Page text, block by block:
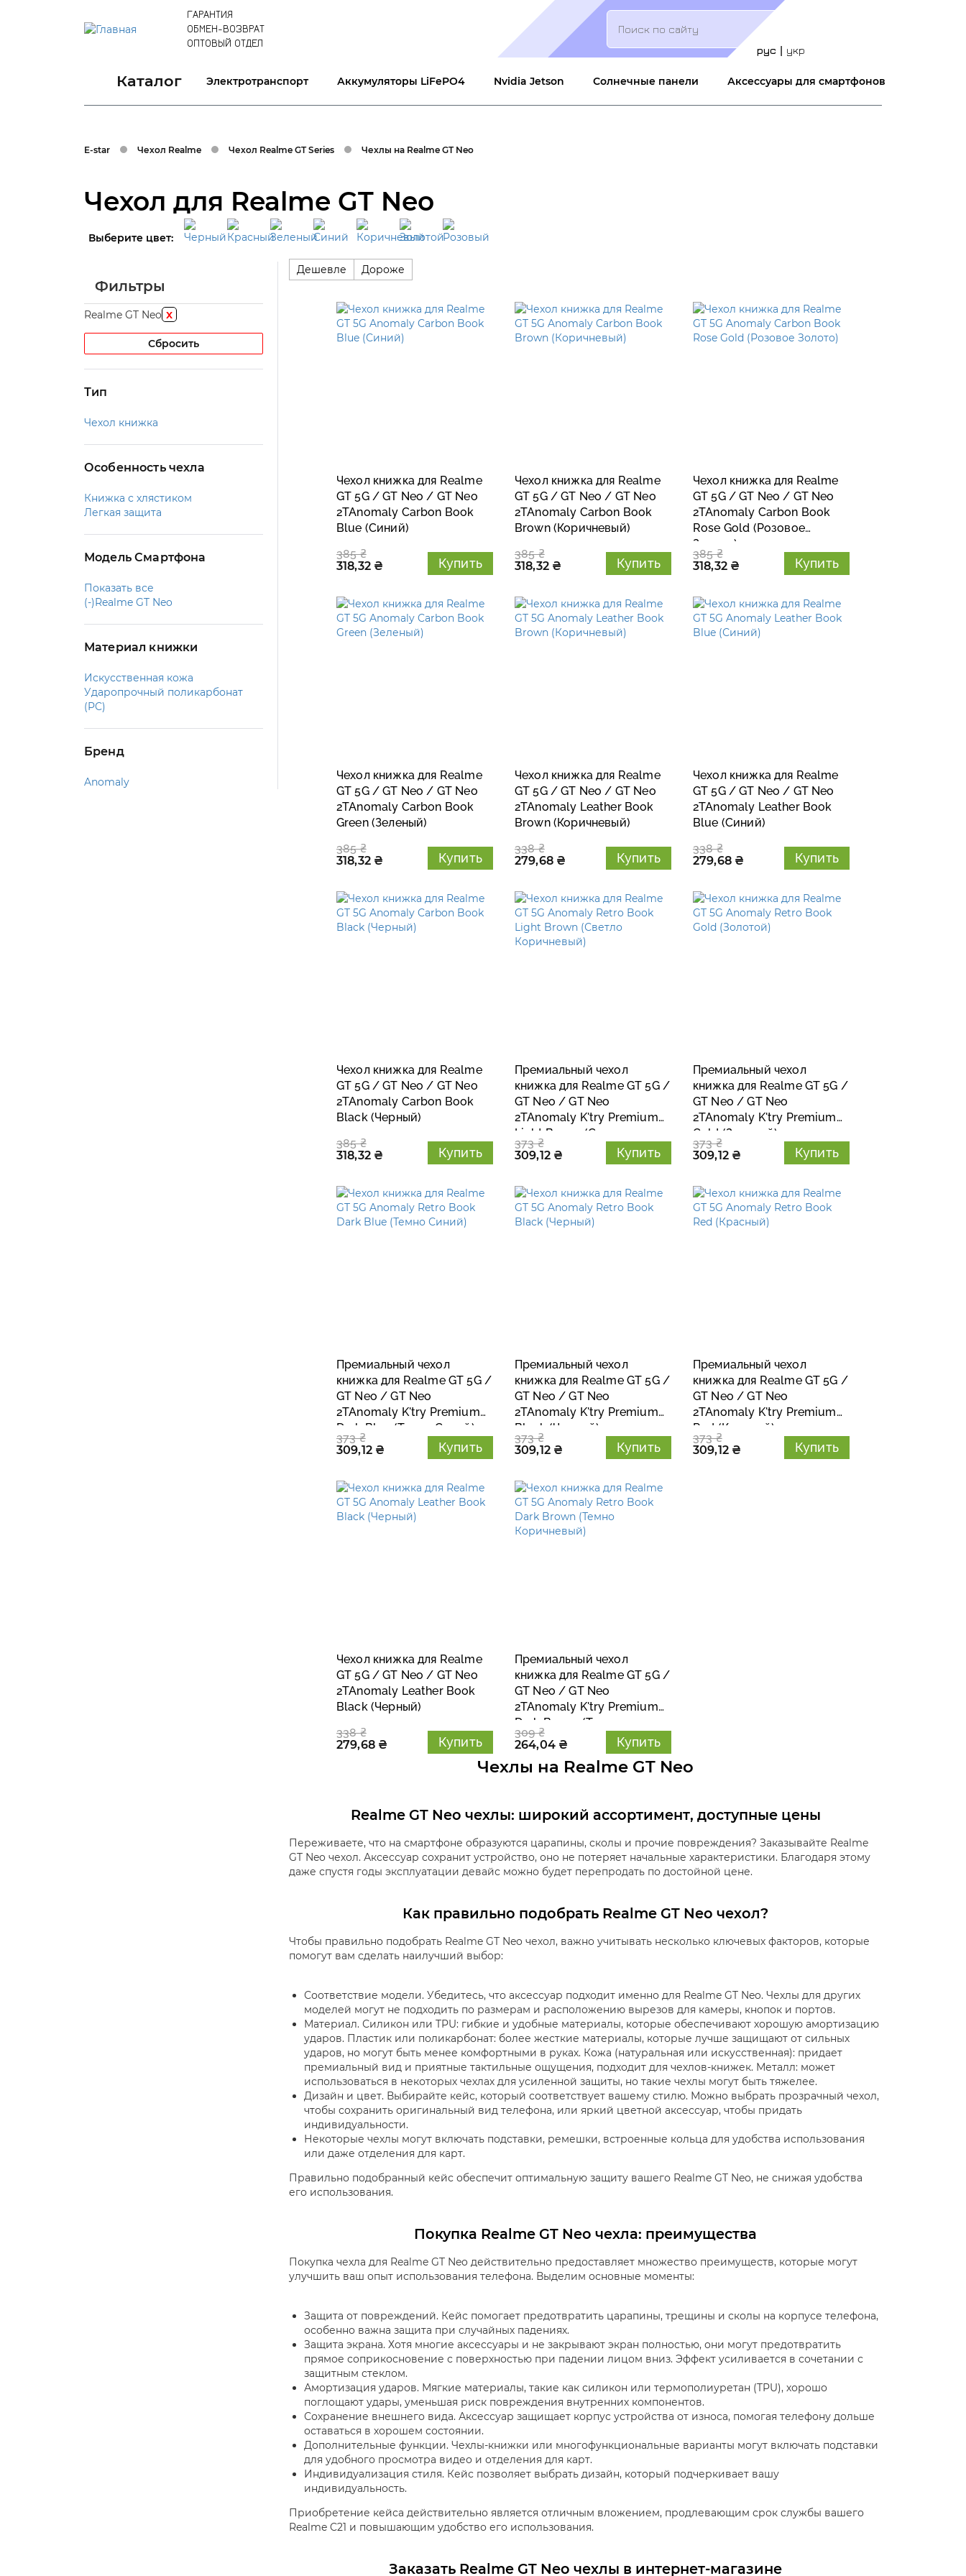
ГАРАНТИЯ
ОБМЕН-ВОЗВРАТ
ОПТОВЫЙ ОТДЕЛ
Search
рус укр
Каталог Электротранспорт Аккумуляторы LiFePO4 Nvidia Jetson Солнечные панели Аксессуары для смартфонов
E-star Чехол Realme Чехол Realme GT Series Чехлы на Realme GT Neo
Чехол для Realme GT Neo
Выберите цвет:
Фильтры
x
Realme GT Neo
Сбросить
Тип
Чехол книжка
Особенность чехла
Книжка с хлястиком
Легкая защита
Модель Смартфона
Показать все
(-)Realme GT Neo
Материал книжки
Искусственная кожа
Ударопрочный поликарбонат
(PC)
Бренд
Anomaly
Дешевле Дороже
Чехол книжка для Realme
GT 5G / GT Neo / GT Neo
2TAnomaly Carbon Book
Blue (Синий)
385 ₴
318,32 ₴
Купить
Чехол книжка для Realme
GT 5G / GT Neo / GT Neo
2TAnomaly Carbon Book
Brown (Коричневый)
385 ₴
318,32 ₴
Купить
Чехол книжка для Realme
GT 5G / GT Neo / GT Neo
2TAnomaly Carbon Book
Rose Gold (Розовое
Золото)
385 ₴
318,32 ₴
Купить
Чехол книжка для Realme
GT 5G / GT Neo / GT Neo
2TAnomaly Carbon Book
Green (Зеленый)
385 ₴
318,32 ₴
Купить
Чехол книжка для Realme
GT 5G / GT Neo / GT Neo
2TAnomaly Leather Book
Brown (Коричневый)
338 ₴
279,68 ₴
Купить
Чехол книжка для Realme
GT 5G / GT Neo / GT Neo
2TAnomaly Leather Book
Blue (Синий)
338 ₴
279,68 ₴
Купить
Чехол книжка для Realme
GT 5G / GT Neo / GT Neo
2TAnomaly Carbon Book
Black (Черный)
385 ₴
318,32 ₴
Купить
Премиальный чехол
книжка для Realme GT 5G /
GT Neo / GT Neo
2TAnomaly K'try Premium
Light Brown (Светло
Коричневый)
373 ₴
309,12 ₴
Купить
Премиальный чехол
книжка для Realme GT 5G /
GT Neo / GT Neo
2TAnomaly K'try Premium
Gold (Золотой)
373 ₴
309,12 ₴
Купить
Премиальный чехол
книжка для Realme GT 5G /
GT Neo / GT Neo
2TAnomaly K'try Premium
Dark Blue (Темно Синий)
373 ₴
309,12 ₴
Купить
Премиальный чехол
книжка для Realme GT 5G /
GT Neo / GT Neo
2TAnomaly K'try Premium
Black (Черный)
373 ₴
309,12 ₴
Купить
Премиальный чехол
книжка для Realme GT 5G /
GT Neo / GT Neo
2TAnomaly K'try Premium
Red (Красный)
373 ₴
309,12 ₴
Купить
Чехол книжка для Realme
GT 5G / GT Neo / GT Neo
2TAnomaly Leather Book
Black (Черный)
338 ₴
279,68 ₴
Купить
Премиальный чехол
книжка для Realme GT 5G /
GT Neo / GT Neo
2TAnomaly K'try Premium
Dark Brown (Темно
Коричневый)
309 ₴
264,04 ₴
Купить
Чехлы на Realme GT Neo
Realme GT Neo чехлы: широкий ассортимент, доступные цены
Переживаете, что на смартфоне образуются царапины, сколы и прочие повреждения? Заказывайте Realme
GT Neo чехол. Аксессуар сохранит устройство, оно не потеряет начальные характеристики. Благодаря этому
даже спустя годы эксплуатации девайс можно будет перепродать по достойной цене.
Как правильно подобрать Realme GT Neo чехол?
Чтобы правильно подобрать Realme GT Neo чехол, важно учитывать несколько ключевых факторов, которые
помогут вам сделать наилучший выбор:
Соответствие модели. Убедитесь, что аксессуар подходит именно для Realme GT Neo. Чехлы для других
моделей могут не подходить по размерам и расположению вырезов для камеры, кнопок и портов.
Материал. Силикон или TPU: гибкие и удобные материалы, которые обеспечивают хорошую амортизацию
ударов. Пластик или поликарбонат: более жесткие материалы, которые лучше защищают от сильных
ударов, но могут быть менее комфортными в руках. Кожа (натуральная или искусственная): придает
премиальный вид и приятные тактильные ощущения, подходит для чехлов-книжек. Металл: может
использоваться в некоторых чехлах для усиленной защиты, но такие чехлы могут быть тяжелее.
Дизайн и цвет. Выбирайте кейс, который соответствует вашему стилю. Можно выбрать прозрачный чехол,
чтобы сохранить оригинальный вид телефона, или яркий цветной аксессуар, чтобы придать
индивидуальности.
Некоторые чехлы могут включать подставки, ремешки, встроенные кольца для удобства использования
или даже отделения для карт.
Правильно подобранный кейс обеспечит оптимальную защиту вашего Realme GT Neo, не снижая удобства
его использования.
Покупка Realme GT Neo чехла: преимущества
Покупка чехла для Realme GT Neo действительно предоставляет множество преимуществ, которые могут
улучшить ваш опыт использования телефона. Выделим основные моменты:
Защита от повреждений. Кейс помогает предотвратить царапины, трещины и сколы на корпусе телефона,
особенно важна защита при случайных падениях.
Защита экрана. Хотя многие аксессуары и не закрывают экран полностью, они могут предотвратить
прямое соприкосновение с поверхностью при падении лицом вниз. Эффект усиливается в сочетании с
защитным стеклом.
Амортизация ударов. Мягкие материалы, такие как силикон или термополиуретан (TPU), хорошо
поглощают удары, уменьшая риск повреждения внутренних компонентов.
Сохранение внешнего вида. Аксессуар защищает корпус устройства от износа, помогая телефону дольше
оставаться в хорошем состоянии.
Дополнительные функции. Чехлы-книжки или многофункциональные варианты могут включать подставки
для удобного просмотра видео и отделения для карт.
Индивидуализация стиля. Кейс позволяет выбрать дизайн, который подчеркивает вашу
индивидуальность.
Приобретение кейса действительно является отличным вложением, продлевающим срок службы вашего
Realme C21 и повышающим удобство его использования.
Заказать Realme GT Neo чехлы в интернет-магазине